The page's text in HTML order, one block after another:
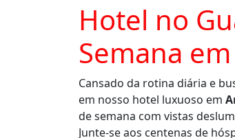
Hotel no
Semana
Cansado da rotina diária e
em nosso hotel luxuoso em
de semana com vistas
Junte-se aos centenas de